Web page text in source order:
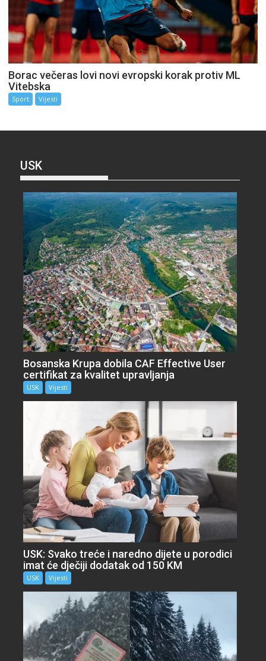
Borac večeras lovi novi evropski korak protiv ML
Vitebska
Sport Vijesti
USK
Bosanska Krupa dobila CAF Effective User
certifikat za kvalitet upravljanja
USK Vijesti
USK: Svako treće i naredno dijete u porodici
imat će dječiji dodatak od 150 KM
USK Vijesti